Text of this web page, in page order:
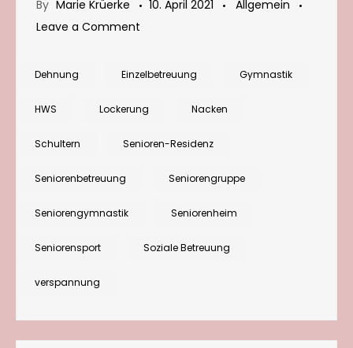
By Marie Krüerke 10. April 2021
Allgemein
Leave a Comment
und
für
Nacken
Dehnung Einzelbetreuung Gymnastik
HWS Lockerung Nacken
Schultern Senioren-Residenz
Seniorenbetreuung Seniorengruppe
Seniorengymnastik Seniorenheim
Seniorensport Soziale Betreuung
verspannung